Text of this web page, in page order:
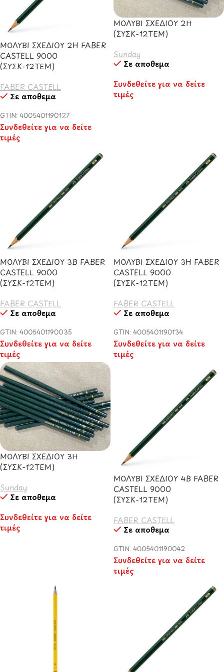
ΜΟΛΥΒΙ ΣΧΕΔΙΟΥ 2H FABER
CASTELL 9000
(ΣΥΣΚ-12ΤΕΜ)
FABER CASTELL
Σε απόθεμα
GTIN: 4005401190127
Συνδεθείτε για να δείτε
τιμές
ΜΟΛΥΒΙ ΣΧΕΔΙΟΥ 2Η
(ΣΥΣΚ-12ΤΕΜ)
Sunday
Σε απόθεμα
Συνδεθείτε για να δείτε
τιμές
ΜΟΛΥΒΙ ΣΧΕΔΙΟΥ 3B FABER
CASTELL 9000
(ΣΥΣΚ-12ΤΕΜ)
FABER CASTELL
Σε απόθεμα
GTIN: 4005401190035
Συνδεθείτε για να δείτε
τιμές
ΜΟΛΥΒΙ ΣΧΕΔΙΟΥ 3H FABER
CASTELL 9000
(ΣΥΣΚ-12ΤΕΜ)
FABER CASTELL
Σε απόθεμα
GTIN: 4005401190134
Συνδεθείτε για να δείτε
τιμές
ΜΟΛΥΒΙ ΣΧΕΔΙΟΥ 3Η
(ΣΥΣΚ-12ΤΕΜ)
Sunday
Σε απόθεμα
Συνδεθείτε για να δείτε
τιμές
ΜΟΛΥΒΙ ΣΧΕΔΙΟΥ 4B FABER
CASTELL 9000
(ΣΥΣΚ-12ΤΕΜ)
FABER CASTELL
Σε απόθεμα
GTIN: 4005401190042
Συνδεθείτε για να δείτε
τιμές